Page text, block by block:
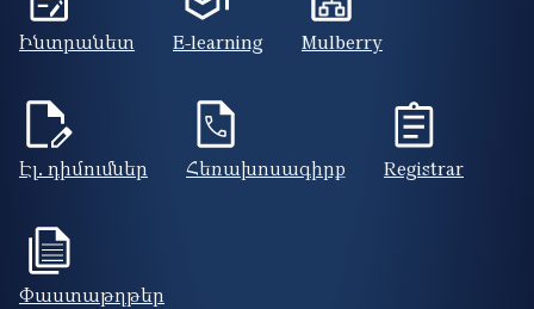
Ինտրանետ E-learning Mulberry
Էլ. դիմումներ Հեռախոսագիրք Registrar
Փաստաթղթեր